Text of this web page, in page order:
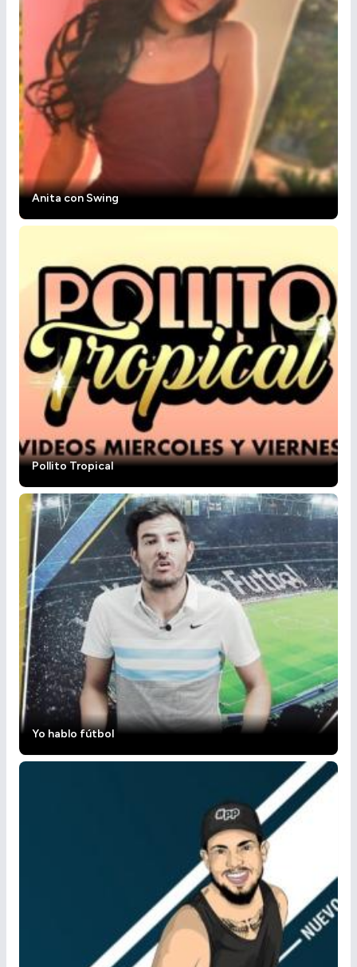
Anita con Swing
Pollito Tropical
Yo hablo fútbol